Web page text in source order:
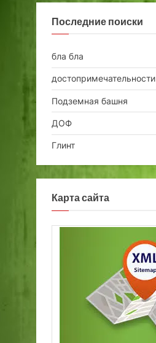
Последние поиски
бла бла
достопримечательности
Подземная башня
ДОФ
Глинт
Карта сайта